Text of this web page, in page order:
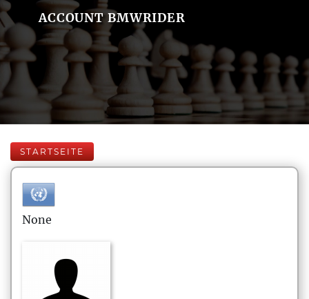
ACCOUNT BMWRIDER
STARTSEITE
None